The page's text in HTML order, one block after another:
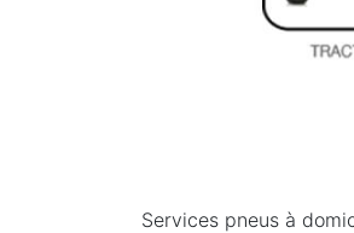
Services pneus à